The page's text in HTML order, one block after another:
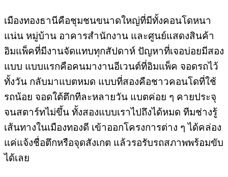
เมืองทองธานีคือชุมชนขนาดใหญ่ที่มีทั้งคอนโดหนา
แน่น หมู่บ้าน อาคารสำนักงาน และศูนย์แสดงสินค้า
อิมแพ็คที่มีงานจัดแทบทุกสัปดาห์ ปัญหาที่เจอบ่อยมีสอง
แบบ แบบแรกคือคนมางานอีเวนต์ที่อิมแพ็ค จอดรถไว้
ทั้งวัน กลับมาแบตหมด แบบที่สองคือชาวคอนโดที่ใช้
รถน้อย จอดใต้ตึกทีละหลายวัน แบตค่อย ๆ คายประจุ
จนสตาร์ทไม่ขึ้น ทั้งสองแบบเราไปถึงได้หมด ทีมช่างรู้
เส้นทางในเมืองทองดี เข้าออกโครงการต่าง ๆ ได้คล่อง
แค่แจ้งชื่อตึกหรือจุดสังเกต แล้วรอรับรถสภาพพร้อมขับ
ได้เลย